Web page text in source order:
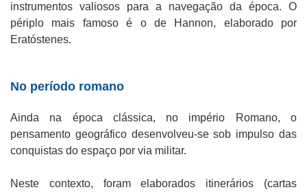
instrumentos valiosos para a navegação da época. O
périplo mais famoso é o de Hannon, elaborado por
Eratóstenes.
No período romano
Ainda na época clássica, no império Romano, o
pensamento geográfico desenvolveu-se sob impulso das
conquistas do espaço por via militar.
Neste contexto, foram elaborados itinerários (cartas